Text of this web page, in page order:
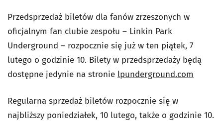
Przedsprzedaż biletów dla fanów zrzeszonych w
oficjalnym fan clubie zespołu – Linkin Park
Underground – rozpocznie się już w ten piątek, 7
lutego o godzinie 10. Bilety w przedsprzedaży będą
dostępne jedynie na stronie lpunderground.com
Regularna sprzedaż biletów rozpocznie się w
najbliższy poniedziałek, 10 lutego, także o godzinie 10.